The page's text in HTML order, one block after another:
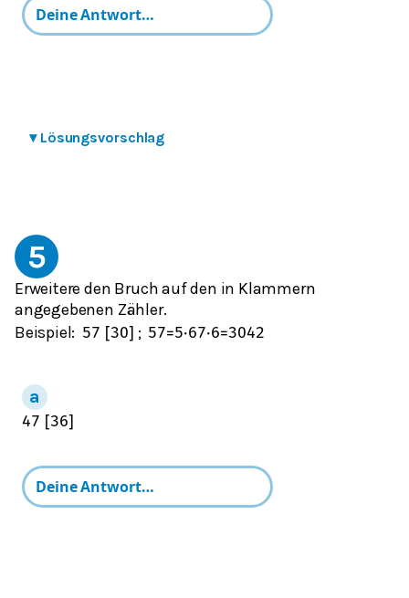
▾ Lösungsvorschlag
5
Erweitere den Bruch auf den in Klammern
angegebenen Zähler.
Beispiel: 57 [30] ; 57=5⋅67⋅6=3042
47 [36]